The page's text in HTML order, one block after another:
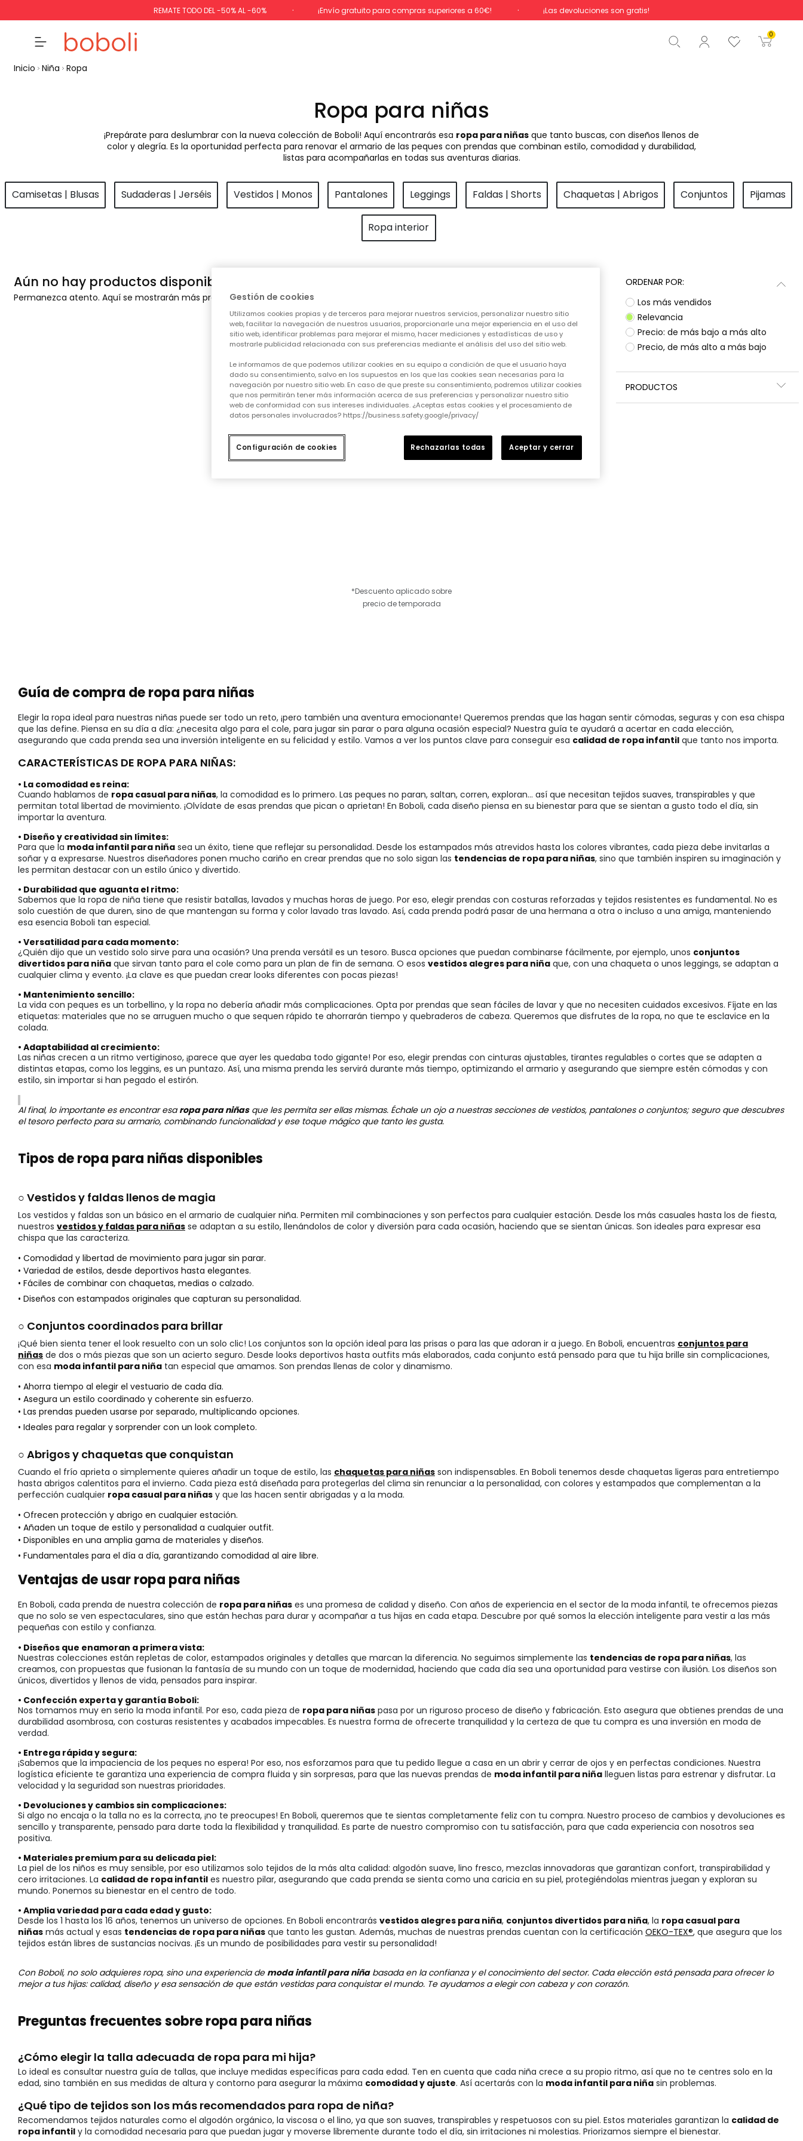
REMATE TODO DEL -50% AL -60% ¡Envío gratuito para compras superiores a 60€! ¡Las devoluciones son gratis!
0
Total 0,00 €
Comenzar pedido
Inicio Niña Ropa
Ropa para niñas
¡Prepárate para deslumbrar con la nueva colección de Boboli! Aquí encontrarás esa ropa para niñas que tanto buscas, con diseños llenos de
color y alegría. Es la oportunidad perfecta para renovar el armario de las peques con prendas que combinan estilo, comodidad y durabilidad,
listas para acompañarlas en todas sus aventuras diarias.
Camisetas | Blusas Sudaderas | Jerséis Vestidos | Monos Pantalones Leggings Faldas | Shorts Chaquetas | Abrigos Conjuntos Pijamas
Ropa interior
Aún no hay productos disponibles
Permanezca atento. Aquí se mostrarán más productos a medida que se vayan añadiendo.
ORDENAR POR:
Los más vendidos
Relevancia
Precio: de más bajo a más alto
Precio, de más alto a más bajo
PRODUCTOS
*Descuento aplicado sobre
precio de temporada
Guía de compra de ropa para niñas
Elegir la ropa ideal para nuestras niñas puede ser todo un reto, ¡pero también una aventura emocionante! Queremos prendas que las hagan sentir cómodas, seguras y con esa chispa
que las define. Piensa en su día a día: ¿necesita algo para el cole, para jugar sin parar o para alguna ocasión especial? Nuestra guía te ayudará a acertar en cada elección,
asegurando que cada prenda sea una inversión inteligente en su felicidad y estilo. Vamos a ver los puntos clave para conseguir esa calidad de ropa infantil que tanto nos importa.
CARACTERÍSTICAS DE ROPA PARA NIÑAS:
• La comodidad es reina:
Cuando hablamos de ropa casual para niñas, la comodidad es lo primero. Las peques no paran, saltan, corren, exploran... así que necesitan tejidos suaves, transpirables y que
permitan total libertad de movimiento. ¡Olvídate de esas prendas que pican o aprietan! En Boboli, cada diseño piensa en su bienestar para que se sientan a gusto todo el día, sin
importar la aventura.
• Diseño y creatividad sin límites:
Para que la moda infantil para niña sea un éxito, tiene que reflejar su personalidad. Desde los estampados más atrevidos hasta los colores vibrantes, cada pieza debe invitarlas a
soñar y a expresarse. Nuestros diseñadores ponen mucho cariño en crear prendas que no solo sigan las tendencias de ropa para niñas, sino que también inspiren su imaginación y
les permitan destacar con un estilo único y divertido.
• Durabilidad que aguanta el ritmo:
Sabemos que la ropa de niña tiene que resistir batallas, lavados y muchas horas de juego. Por eso, elegir prendas con costuras reforzadas y tejidos resistentes es fundamental. No es
solo cuestión de que duren, sino de que mantengan su forma y color lavado tras lavado. Así, cada prenda podrá pasar de una hermana a otra o incluso a una amiga, manteniendo
esa esencia Boboli tan especial.
• Versatilidad para cada momento:
¿Quién dijo que un vestido solo sirve para una ocasión? Una prenda versátil es un tesoro. Busca opciones que puedan combinarse fácilmente, por ejemplo, unos conjuntos
divertidos para niña que sirvan tanto para el cole como para un plan de fin de semana. O esos vestidos alegres para niña que, con una chaqueta o unos leggings, se adaptan a
cualquier clima y evento. ¡La clave es que puedan crear looks diferentes con pocas piezas!
• Mantenimiento sencillo:
La vida con peques es un torbellino, y la ropa no debería añadir más complicaciones. Opta por prendas que sean fáciles de lavar y que no necesiten cuidados excesivos. Fíjate en las
etiquetas: materiales que no se arruguen mucho o que sequen rápido te ahorrarán tiempo y quebraderos de cabeza. Queremos que disfrutes de la ropa, no que te esclavice en la
colada.
• Adaptabilidad al crecimiento:
Las niñas crecen a un ritmo vertiginoso, ¡parece que ayer les quedaba todo gigante! Por eso, elegir prendas con cinturas ajustables, tirantes regulables o cortes que se adapten a
distintas etapas, como los leggins, es un puntazo. Así, una misma prenda les servirá durante más tiempo, optimizando el armario y asegurando que siempre estén cómodas y con
estilo, sin importar si han pegado el estirón.
Al final, lo importante es encontrar esaropa para niñasque les permita ser ellas mismas. Échale un ojo a nuestras secciones de vestidos, pantalones o conjuntos; seguro que descubres
el tesoro perfecto para su armario, combinando funcionalidad y ese toque mágico que tanto les gusta.
Tipos de ropa para niñas disponibles
○ Vestidos y faldas llenos de magia
Los vestidos y faldas son un básico en el armario de cualquier niña. Permiten mil combinaciones y son perfectos para cualquier estación. Desde los más casuales hasta los de fiesta,
nuestros vestidos y faldas para niñas se adaptan a su estilo, llenándolos de color y diversión para cada ocasión, haciendo que se sientan únicas. Son ideales para expresar esa
chispa que las caracteriza.
• Comodidad y libertad de movimiento para jugar sin parar.
• Variedad de estilos, desde deportivos hasta elegantes.
• Fáciles de combinar con chaquetas, medias o calzado.
• Diseños con estampados originales que capturan su personalidad.
○ Conjuntos coordinados para brillar
¡Qué bien sienta tener el look resuelto con un solo clic! Los conjuntos son la opción ideal para las prisas o para las que adoran ir a juego. En Boboli, encuentras conjuntos para
niñas de dos o más piezas que son un acierto seguro. Desde looks deportivos hasta outfits más elaborados, cada conjunto está pensado para que tu hija brille sin complicaciones,
con esa moda infantil para niña tan especial que amamos. Son prendas llenas de color y dinamismo.
• Ahorra tiempo al elegir el vestuario de cada día.
• Asegura un estilo coordinado y coherente sin esfuerzo.
• Las prendas pueden usarse por separado, multiplicando opciones.
• Ideales para regalar y sorprender con un look completo.
○ Abrigos y chaquetas que conquistan
Cuando el frío aprieta o simplemente quieres añadir un toque de estilo, las chaquetas para niñas son indispensables. En Boboli tenemos desde chaquetas ligeras para entretiempo
hasta abrigos calentitos para el invierno. Cada pieza está diseñada para protegerlas del clima sin renunciar a la personalidad, con colores y estampados que complementan a la
perfección cualquier ropa casual para niñas y que las hacen sentir abrigadas y a la moda.
• Ofrecen protección y abrigo en cualquier estación.
• Añaden un toque de estilo y personalidad a cualquier outfit.
• Disponibles en una amplia gama de materiales y diseños.
• Fundamentales para el día a día, garantizando comodidad al aire libre.
Ventajas de usar ropa para niñas
En Boboli, cada prenda de nuestra colección de ropa para niñas es una promesa de calidad y diseño. Con años de experiencia en el sector de la moda infantil, te ofrecemos piezas
que no solo se ven espectaculares, sino que están hechas para durar y acompañar a tus hijas en cada etapa. Descubre por qué somos la elección inteligente para vestir a las más
pequeñas con estilo y confianza.
• Diseños que enamoran a primera vista:
Nuestras colecciones están repletas de color, estampados originales y detalles que marcan la diferencia. No seguimos simplemente las tendencias de ropa para niñas, las
creamos, con propuestas que fusionan la fantasía de su mundo con un toque de modernidad, haciendo que cada día sea una oportunidad para vestirse con ilusión. Los diseños son
únicos, divertidos y llenos de vida, pensados para inspirar.
• Confección experta y garantía Boboli:
Nos tomamos muy en serio la moda infantil. Por eso, cada pieza de ropa para niñas pasa por un riguroso proceso de diseño y fabricación. Esto asegura que obtienes prendas de una
durabilidad asombrosa, con costuras resistentes y acabados impecables. Es nuestra forma de ofrecerte tranquilidad y la certeza de que tu compra es una inversión en moda de
verdad.
• Entrega rápida y segura:
¡Sabemos que la impaciencia de los peques no espera! Por eso, nos esforzamos para que tu pedido llegue a casa en un abrir y cerrar de ojos y en perfectas condiciones. Nuestra
logística eficiente te garantiza una experiencia de compra fluida y sin sorpresas, para que las nuevas prendas de moda infantil para niña lleguen listas para estrenar y disfrutar. La
velocidad y la seguridad son nuestras prioridades.
• Devoluciones y cambios sin complicaciones:
Si algo no encaja o la talla no es la correcta, ¡no te preocupes! En Boboli, queremos que te sientas completamente feliz con tu compra. Nuestro proceso de cambios y devoluciones es
sencillo y transparente, pensado para darte toda la flexibilidad y tranquilidad. Es parte de nuestro compromiso con tu satisfacción, para que cada experiencia con nosotros sea
positiva.
• Materiales premium para su delicada piel:
La piel de los niños es muy sensible, por eso utilizamos solo tejidos de la más alta calidad: algodón suave, lino fresco, mezclas innovadoras que garantizan confort, transpirabilidad y
cero irritaciones. La calidad de ropa infantil es nuestro pilar, asegurando que cada prenda se sienta como una caricia en su piel, protegiéndolas mientras juegan y exploran su
mundo. Ponemos su bienestar en el centro de todo.
• Amplia variedad para cada edad y gusto:
Desde los 1 hasta los 16 años, tenemos un universo de opciones. En Boboli encontrarás vestidos alegres para niña, conjuntos divertidos para niña, la ropa casual para
niñas más actual y esas tendencias de ropa para niñas que tanto les gustan. Además, muchas de nuestras prendas cuentan con la certificación OEKO-TEX®, que asegura que los
tejidos están libres de sustancias nocivas. ¡Es un mundo de posibilidades para vestir su personalidad!
Con Boboli, no solo adquieres ropa, sino una experiencia de moda infantil para niñabasada en la confianza y el conocimiento del sector. Cada elección está pensada para ofrecer lo
mejor a tus hijas: calidad, diseño y esa sensación de que están vestidas para conquistar el mundo. Te ayudamos a elegir con cabeza y con corazón.
Preguntas frecuentes sobre ropa para niñas
¿Cómo elegir la talla adecuada de ropa para mi hija?
Lo ideal es consultar nuestra guía de tallas, que incluye medidas específicas para cada edad. Ten en cuenta que cada niña crece a su propio ritmo, así que no te centres solo en la
edad, sino también en sus medidas de altura y contorno para asegurar la máxima comodidad y ajuste. Así acertarás con la moda infantil para niña sin problemas.
¿Qué tipo de tejidos son los más recomendados para ropa de niña?
Recomendamos tejidos naturales como el algodón orgánico, la viscosa o el lino, ya que son suaves, transpirables y respetuosos con su piel. Estos materiales garantizan la calidad de
ropa infantil y la comodidad necesaria para que puedan jugar y moverse libremente durante todo el día, sin irritaciones ni molestias. Priorizamos siempre el bienestar.
Gestión de cookies
Utilizamos cookies propias y de terceros para mejorar nuestros servicios, personalizar nuestro sitio
web, facilitar la navegación de nuestros usuarios, proporcionarle una mejor experiencia en el uso del
sitio web, identificar problemas para mejorar el mismo, hacer mediciones y estadísticas de uso y
mostrarle publicidad relacionada con sus preferencias mediante el análisis del uso del sitio web.
Le informamos de que podemos utilizar cookies en su equipo a condición de que el usuario haya
dado su consentimiento, salvo en los supuestos en los que las cookies sean necesarias para la
navegación por nuestro sitio web. En caso de que preste su consentimiento, podremos utilizar cookies
que nos permitirán tener más información acerca de sus preferencias y personalizar nuestro sitio
web de conformidad con sus intereses individuales. ¿Aceptas estas cookies y el procesamiento de
datos personales involucrados? https://business.safety.google/privacy/
Configuración de cookies Rechazarlas todas Aceptar y cerrar